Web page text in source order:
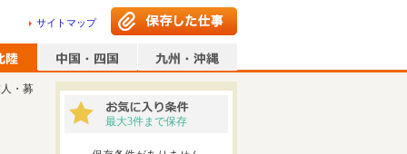
サイトマップ
・募
最大3件まで保存